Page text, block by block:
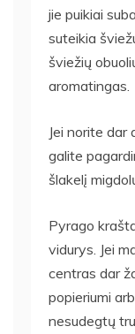
jie puikiai
suteikia
šviežių
aromatingas.
Jei norite dar
galite
šlakelį
Pyrago
vidurys. Jei
centras dar
popieriumi
nesudegtų